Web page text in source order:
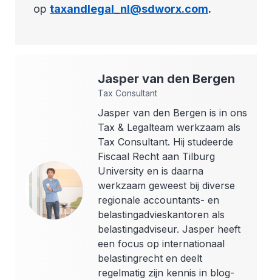
op taxandlegal_nl@sdworx.com.
Jasper van den Bergen
Tax Consultant
Jasper van den Bergen is in ons
Tax & Legalteam werkzaam als
Tax Consultant. Hij studeerde
Fiscaal Recht aan Tilburg
University en is daarna
werkzaam geweest bij diverse
regionale accountants- en
belastingadvieskantoren als
belastingadviseur. Jasper heeft
een focus op internationaal
belastingrecht en deelt
regelmatig zijn kennis in blog-